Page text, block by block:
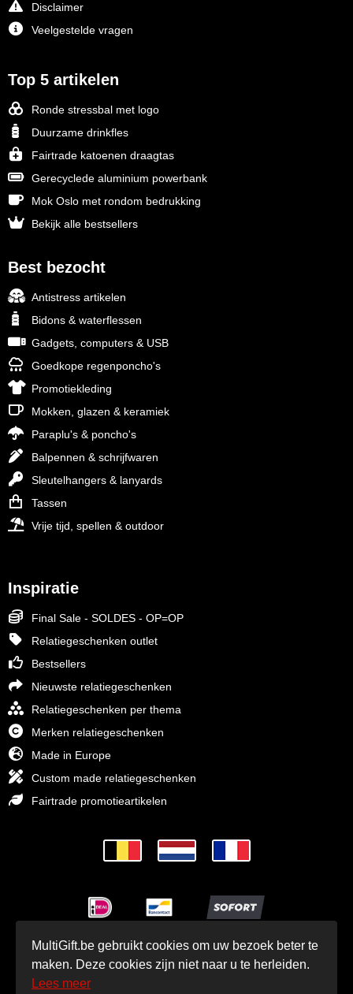
Disclaimer
Veelgestelde vragen
Top 5 artikelen
Ronde stressbal met logo
Duurzame drinkfles
Fairtrade katoenen draagtas
Gerecyclede aluminium powerbank
Mok Oslo met rondom bedrukking
Bekijk alle bestsellers
Best bezocht
Antistress artikelen
Bidons & waterflessen
Gadgets, computers & USB
Goedkope regenponcho's
Promotiekleding
Mokken, glazen & keramiek
Paraplu's & poncho's
Balpennen & schrijfwaren
Sleutelhangers & lanyards
Tassen
Vrije tijd, spellen & outdoor
Inspiratie
Final Sale - SOLDES - OP=OP
Relatiegeschenken outlet
Bestsellers
Nieuwste relatiegeschenken
Relatiegeschenken per thema
Merken relatiegeschenken
Made in Europe
Custom made relatiegeschenken
Fairtrade promotieartikelen
© MultiGift Relatiegeschenken 1993 - 2026
MultiGift.be gebruikt cookies om uw bezoek beter te
maken. Deze cookies zijn niet naar u te herleiden.
Lees meer